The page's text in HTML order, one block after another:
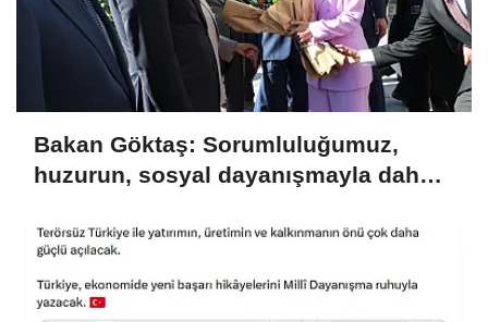
Bakan Göktaş: Sorumluluğumuz,
huzurun, sosyal dayanışmayla daha